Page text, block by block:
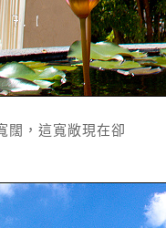
闊，這寬敞現在卻